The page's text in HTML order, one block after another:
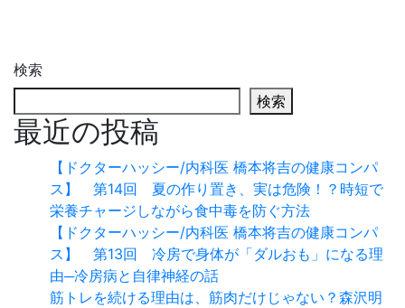
検索
検索
最近の投稿
【ドクターハッシー/内科医 橋本将吉の健康コンパ
ス】 第14回 夏の作り置き、実は危険！？時短で
栄養チャージしながら食中毒を防ぐ方法
【ドクターハッシー/内科医 橋本将吉の健康コンパ
ス】 第13回 冷房で身体が「ダルおも」になる理
由─冷房病と自律神経の話
筋トレを続ける理由は、筋肉だけじゃない？森沢明